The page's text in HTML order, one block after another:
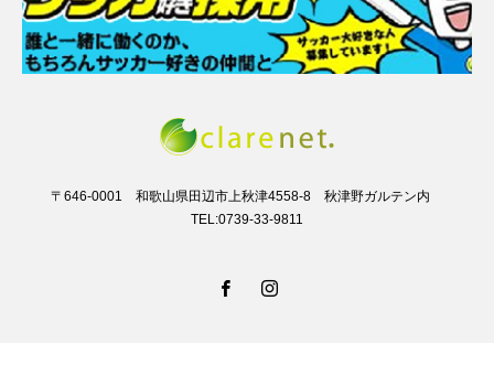
〒646-0001 和歌山県田辺市上秋津4558-8 秋津野ガルテン内
TEL:0739-33-9811